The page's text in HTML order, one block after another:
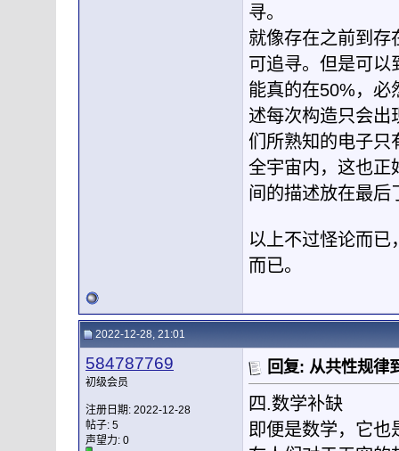
寻。
就像存在之前到存
可追寻。但是可以
能真的在50%，必
述每次构造只会出
们所熟知的电子只
全宇宙内，这也正
间的描述放在最后
以上不过怪论而已
而已。
2022-12-28, 21:01
584787769
初级会员
注册日期: 2022-12-28
帖子: 5
声望力: 0
回复: 从共性规律
四.数学补缺
即便是数学，它也